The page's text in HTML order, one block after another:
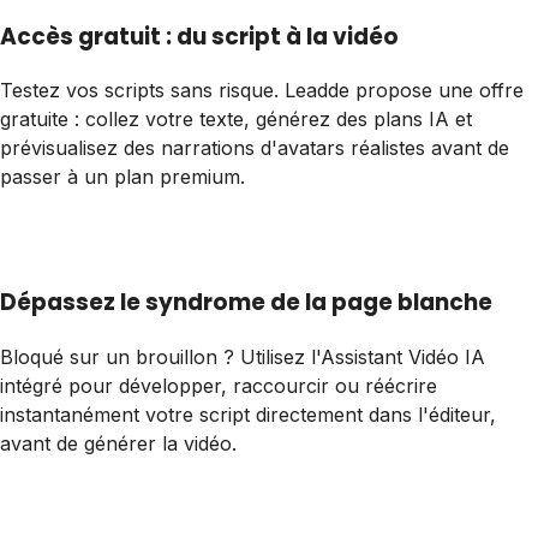
Accès gratuit : du script à la vidéo
Testez vos scripts sans risque. Leadde propose une offre
gratuite : collez votre texte, générez des plans IA et
prévisualisez des narrations d'avatars réalistes avant de
passer à un plan premium.
Dépassez le syndrome de la page blanche
Bloqué sur un brouillon ? Utilisez l'Assistant Vidéo IA
intégré pour développer, raccourcir ou réécrire
instantanément votre script directement dans l'éditeur,
avant de générer la vidéo.